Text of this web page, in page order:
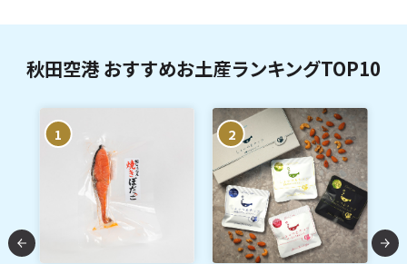
秋田空港 おすすめお土産ランキングTOP10
1 2